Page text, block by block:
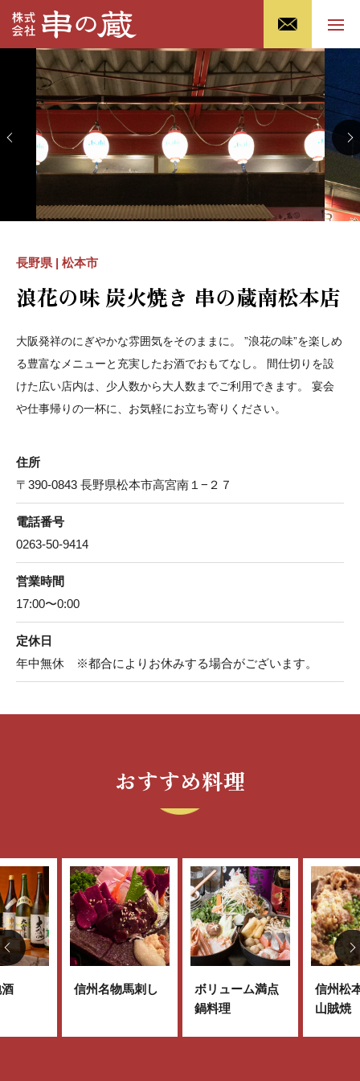
長野県 | 松本市
浪花の味 炭火焼き 串の蔵南松本店
大阪発祥のにぎやかな雰囲気をそのままに。 ”浪花の味”を楽しめ
る豊富なメニューと充実したお酒でおもてなし。 間仕切りを設
けた広い店内は、少人数から大人数までご利用できます。 宴会
や仕事帰りの一杯に、お気軽にお立ち寄りください。
住所
〒390-0843 長野県松本市高宮南１−２７
電話番号
0263-50-9414
営業時間
17:00〜0:00
定休日
年中無休 ※都合によりお休みする場合がございます。
おすすめ料理
信州名物馬刺し
ボリューム満点
鍋料理
信州松
山賊焼